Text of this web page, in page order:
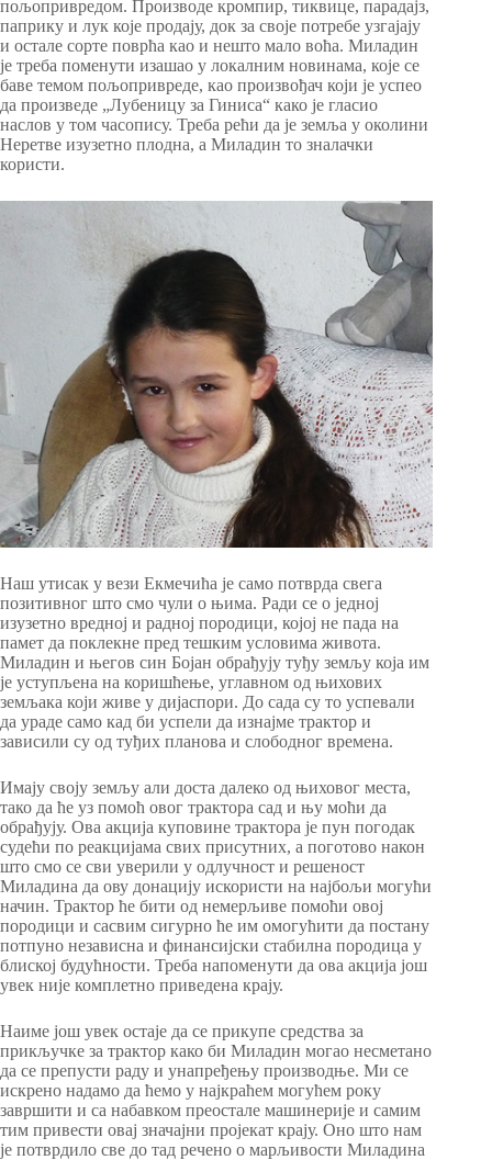
пољопривредом. Производе кромпир, тиквице, парадајз,
паприку и лук које продају, док за своје потребе узгајају
и остале сорте поврћа као и нешто мало воћа. Миладин
је треба поменути изашао у локалним новинама, које се
баве темом пољопривреде, као произвођач који је успео
да произведе „Лубеницу за Гиниса“ како је гласио
наслов у том часопису. Треба рећи да је земља у околини
Неретве изузетно плодна, а Миладин то зналачки
користи.
Наш утисак у вези Екмечића је само потврда свега
позитивног што смо чули о њима. Ради се о једној
изузетно вредној и радној породици, којој не пада на
памет да поклекне пред тешким условима живота.
Миладин и његов син Бојан обрађују туђу земљу која им
је уступљена на коришћење, углавном од њихових
земљака који живе у дијаспори. До сада су то успевали
да ураде само кад би успели да изнајме трактор и
зависили су од туђих планова и слободног времена.
Имају своју земљу али доста далеко од њиховог места,
тако да ће уз помоћ овог трактора сад и њу моћи да
обрађују. Ова акција куповине трактора је пун погодак
судећи по реакцијама свих присутних, а поготово након
што смо се сви уверили у одлучност и решеност
Миладина да ову донацију искористи на најбољи могући
начин. Трактор ће бити од немерљиве помоћи овој
породици и сасвим сигурно ће им омогућити да постану
потпуно независна и финансијски стабилна породица у
блиској будућности. Треба напоменути да ова акција још
увек није комплетно приведена крају.
Наиме још увек остаје да се прикупе средства за
прикључке за трактор како би Миладин могао несметано
да се препусти раду и унапређењу производње. Ми се
искрено надамо да ћемо у најкраћем могућем року
завршити и са набавком преостале машинерије и самим
тим привести овај значајни пројекат крају. Оно што нам
је потврдило све до тад речено о марљивости Миладина